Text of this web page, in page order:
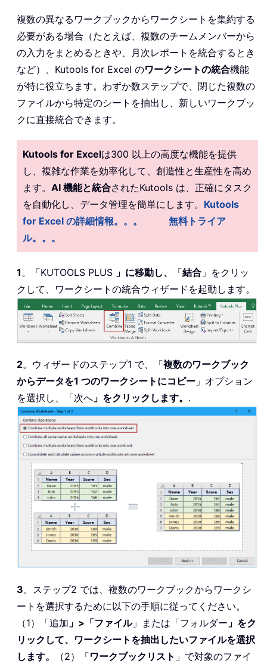
複数の異なるワークブックからワークシートを集約する
必要がある場合（たとえば、複数のチームメンバーから
の入力をまとめるときや、月次レポートを統合するとき
など）、Kutools for Excel のワークシートの統合機能
が特に役立ちます。わずか数ステップで、閉じた複数の
ファイルから特定のシートを抽出し、新しいワークブッ
クに直接統合できます。
Kutools for Excelは300 以上の高度な機能を提供
し、複雑な作業を効率化して、創造性と生産性を高め
ます。 AI 機能と統合されたKutools は、正確にタスク
を自動化し、データ管理を簡単にします。 Kutools
for Excel の詳細情報。。。
無料トライア
ル。。。
1。「KUTOOLS PLUS 」に移動し、 「結合 」をクリッ
クして、ワークシートの統合ウィザードを起動します。
2。ウィザードのステップ1 で、「複数のワークブック
からデータを1 つのワークシートにコピー 」オプション
を選択し、「次へ 」をクリックします。 .
3。ステップ2 では、複数のワークブックからワークシ
ートを選択するために以下の手順に従ってください。
（1）「追加 」>「ファイル」または「フォルダー 」をク
リックして、ワークシートを抽出したいファイルを選択
します。
（2）「ワークブックリスト 」で対象のファイ